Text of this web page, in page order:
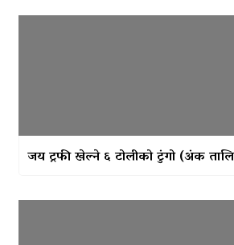
जय ट्रफी खेल्ने ६ टोलीको टुंगो (अंक